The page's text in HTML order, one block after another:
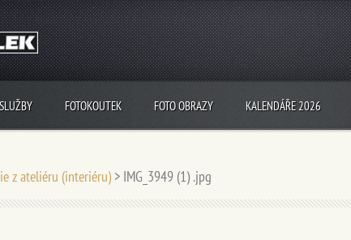
FOTOKOUTEK FOTO OBRAZY KALENDÁŘE 2026
z ateliéru (interiéru) > IMG_3949 (1) .jpg